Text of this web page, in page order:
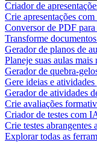
Criador de
Crie apresentações
Conversor de PDF
Transforme
Gerador de planos de
Planeje suas aulas
Gerador de quebra-
Gere ideias e
Gerador de atividades
Crie avaliações
Criador de testes com
Crie testes abrangentes
Explorar todas as